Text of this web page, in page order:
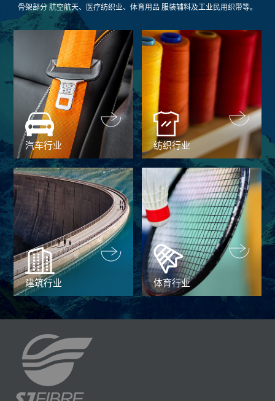
骨架部分 航空航天、医疗纺织业、体育用品 服装辅料及工业民用织带等。
汽车行业 纺织行业
建筑行业 体育行业